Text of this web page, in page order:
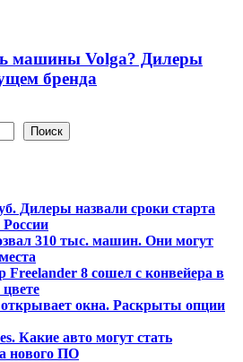
машины Volga? Дилеры
бренда
Поиск
Дилеры назвали сроки старта
310 тыс. машин. Они могут
Freelander 8 сошел с конвейера в
окна. Раскрыты опции
Какие авто могут стать
нового ПО